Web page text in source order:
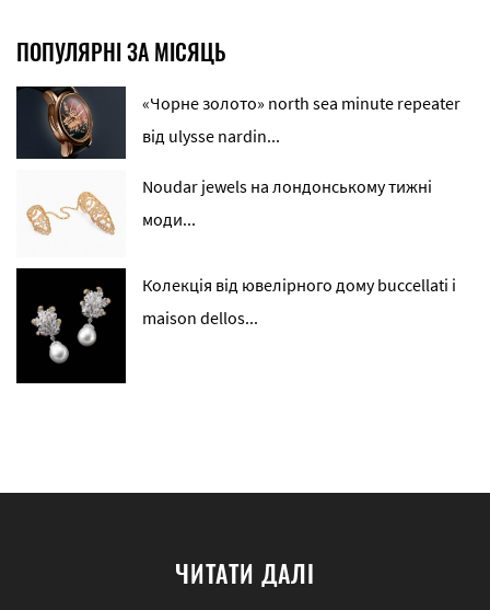
ПОПУЛЯРНІ ЗА МІСЯЦЬ
«Чорне золото» north sea minute repeater
від ulysse nardin...
Noudar jewels на лондонському тижні
моди...
Колекція від ювелірного дому buccellati і
maison dellos...
ЧИТАТИ ДАЛІ